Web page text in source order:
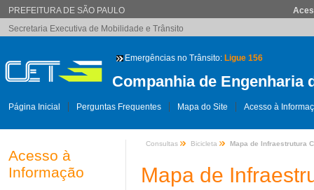
PREFEITURA DE SÃO PAULO
Secretaria Executiva de Mobilidade e Trânsito
Emergências no Trânsito: Ligue 156
Companhia de Engenharia
Página Inicial Perguntas Frequentes Mapa do Site Acesso à
Acesso à
Informação
Consultas Bicicleta Mapa de Infraestrutura
Mapa de